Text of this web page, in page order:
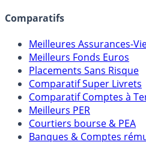
assureurs, sociétés de gestion,
Comparatifs
Meilleures Assurances-Vie
Meilleurs Fonds Euros
Placements Sans Risque
Comparatif Super Livrets
Comparatif Comptes à
Meilleurs PER